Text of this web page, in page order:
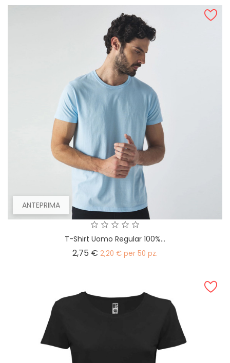
ANTEPRIMA
T-Shirt Uomo Regular 100%...
2,75 € Prezzo
2,20 € per 50 pz.